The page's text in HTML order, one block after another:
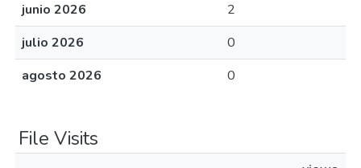
junio 2026
2
julio 2026
0
agosto 2026
0
File Visits